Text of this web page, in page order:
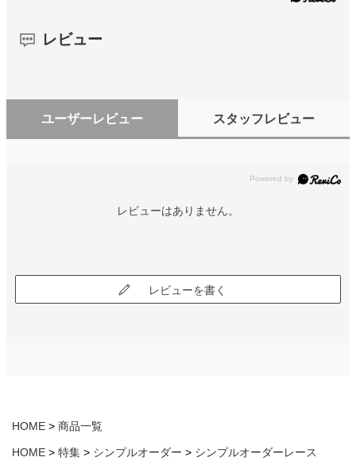
レビュー
ユーザーレビュー スタッフレビュー
レビューはありません。
レビューを書く
HOME 商品一覧
HOME 特集 シンプルオーダー シンプルオーダーレース